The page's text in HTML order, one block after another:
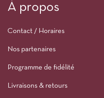
À propos
Contact / Horaires
Nos partenaires
Programme de fidélité
Livraisons & retours